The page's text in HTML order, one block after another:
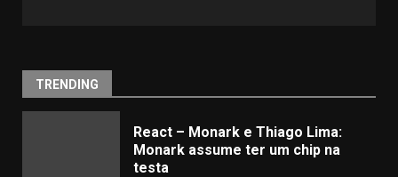
TRENDING
React – Monark e Thiago Lima:
Monark assume ter um chip na
testa